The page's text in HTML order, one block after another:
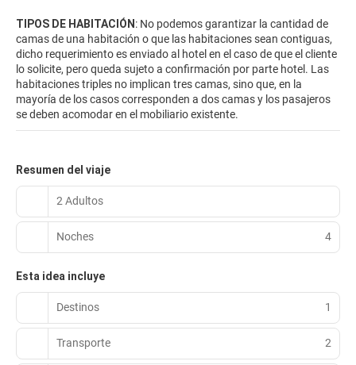
TIPOS DE HABITACIÓN : No podemos garantizar la cantidad de
camas de una habitación o que las habitaciones sean contiguas,
dicho requerimiento es enviado al hotel en el caso de que el cliente
lo solicite, pero queda sujeto a confirmación por parte hotel. Las
habitaciones triples no implican tres camas, sino que, en la
mayoría de los casos corresponden a dos camas y los pasajeros
se deben acomodar en el mobiliario existente.
Resumen del viaje
2 Adultos
Noches 4
Esta idea incluye
Destinos 1
Transporte 2